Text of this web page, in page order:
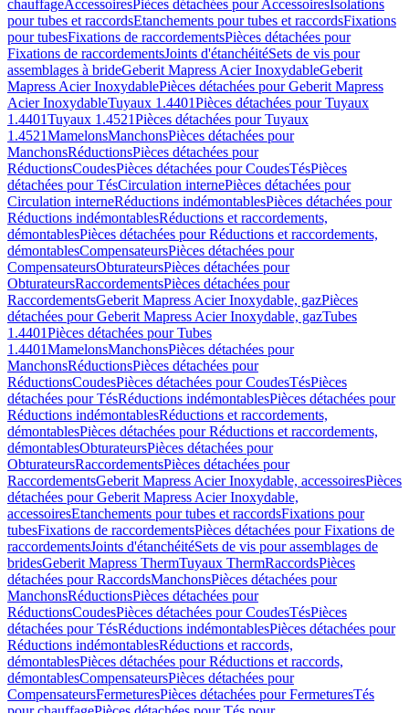
chauffageAccessoiresPièces détachées pour AccessoiresIsolations
pour tubes et raccordsEtanchements pour tubes et raccordsFixations
pour tubesFixations de raccordementsPièces détachées pour
Fixations de raccordementsJoints d'étanchéitéSets de vis pour
assemblages à brideGeberit Mapress Acier InoxydableGeberit
Mapress Acier InoxydablePièces détachées pour Geberit Mapress
Acier InoxydableTuyaux 1.4401Pièces détachées pour Tuyaux
1.4401Tuyaux 1.4521Pièces détachées pour Tuyaux
1.4521MamelonsManchonsPièces détachées pour
ManchonsRéductionsPièces détachées pour
RéductionsCoudesPièces détachées pour CoudesTésPièces
détachées pour TésCirculation internePièces détachées pour
Circulation interneRéductions indémontablesPièces détachées pour
Réductions indémontablesRéductions et raccordements,
démontablesPièces détachées pour Réductions et raccordements,
démontablesCompensateursPièces détachées pour
CompensateursObturateursPièces détachées pour
ObturateursRaccordementsPièces détachées pour
RaccordementsGeberit Mapress Acier Inoxydable, gazPièces
détachées pour Geberit Mapress Acier Inoxydable, gazTubes
1.4401Pièces détachées pour Tubes
1.4401MamelonsManchonsPièces détachées pour
ManchonsRéductionsPièces détachées pour
RéductionsCoudesPièces détachées pour CoudesTésPièces
détachées pour TésRéductions indémontablesPièces détachées pour
Réductions indémontablesRéductions et raccordements,
démontablesPièces détachées pour Réductions et raccordements,
démontablesObturateursPièces détachées pour
ObturateursRaccordementsPièces détachées pour
RaccordementsGeberit Mapress Acier Inoxydable, accessoiresPièces
détachées pour Geberit Mapress Acier Inoxydable,
accessoiresEtanchements pour tubes et raccordsFixations pour
tubesFixations de raccordementsPièces détachées pour Fixations de
raccordementsJoints d'étanchéitéSets de vis pour assemblages de
bridesGeberit Mapress ThermTuyaux ThermRaccordsPièces
détachées pour RaccordsManchonsPièces détachées pour
ManchonsRéductionsPièces détachées pour
RéductionsCoudesPièces détachées pour CoudesTésPièces
détachées pour TésRéductions indémontablesPièces détachées pour
Réductions indémontablesRéductions et raccords,
démontablesPièces détachées pour Réductions et raccords,
démontablesCompensateursPièces détachées pour
CompensateursFermeturesPièces détachées pour FermeturesTés